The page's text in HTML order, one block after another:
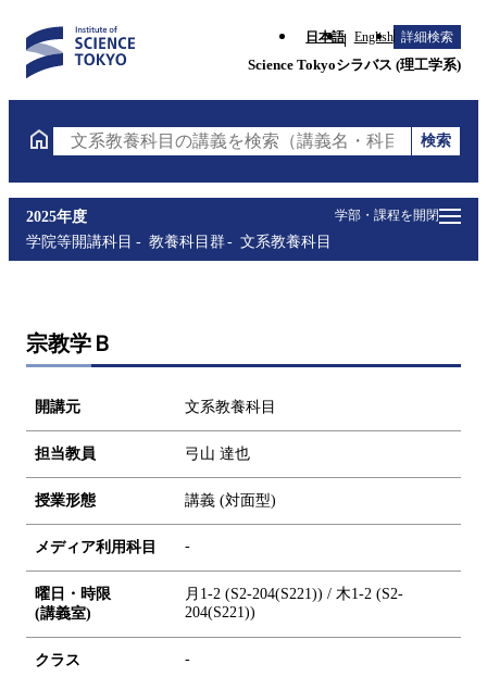
日本語 English 詳細検索
Science Tokyoシラバス (理工学系)
文系教養科目の講義を検索（講義名・科目コード・担
検索
学部・課程を開閉
2025年度
学院等開講科目
教養科目群 文系教養科目
宗教学Ｂ
開講元 文系教養科目
担当教員 弓山 達也
授業形態 講義 (対面型)
メディア利用科目 -
曜日・時限
(講義室)
月1-2 (S2-204(S221)) / 木1-2 (S2-
204(S221))
クラス -